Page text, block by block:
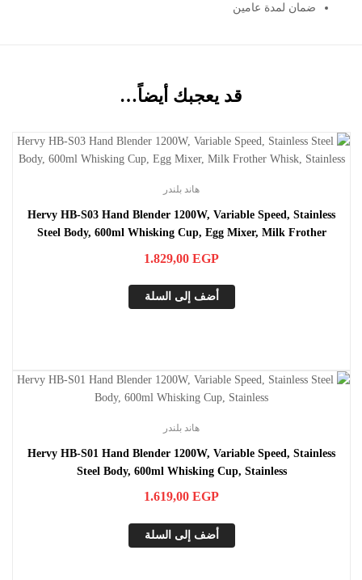
ضمان لمدة عامين
قد يعجبك أيضاً…
هاند بلندر
Hervy HB-S03 Hand Blender 1200W, Variable Speed, Stainless
Steel Body, 600ml Whisking Cup, Egg Mixer, Milk Frother
1.829,00 EGP
أضف إلى السلة
هاند بلندر
Hervy HB-S01 Hand Blender 1200W, Variable Speed, Stainless
Steel Body, 600ml Whisking Cup, Stainless
1.619,00 EGP
أضف إلى السلة